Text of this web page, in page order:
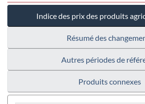
Indice des prix des produits
Résumé des
Autres périodes de
Produits connexes